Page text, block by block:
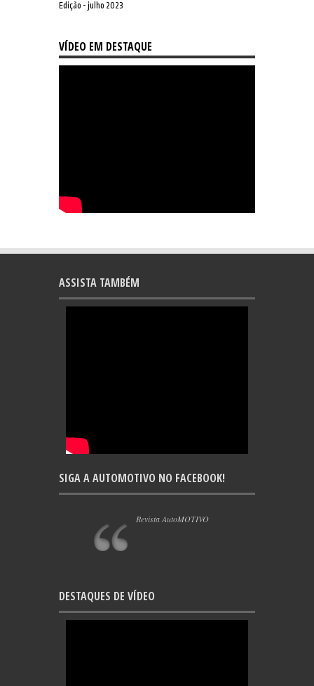
Edição - julho 2023
VÍDEO EM DESTAQUE
ASSISTA TAMBÉM
SIGA A AUTOMOTIVO NO FACEBOOK!
Revista AutoMOTIVO
DESTAQUES DE VÍDEO